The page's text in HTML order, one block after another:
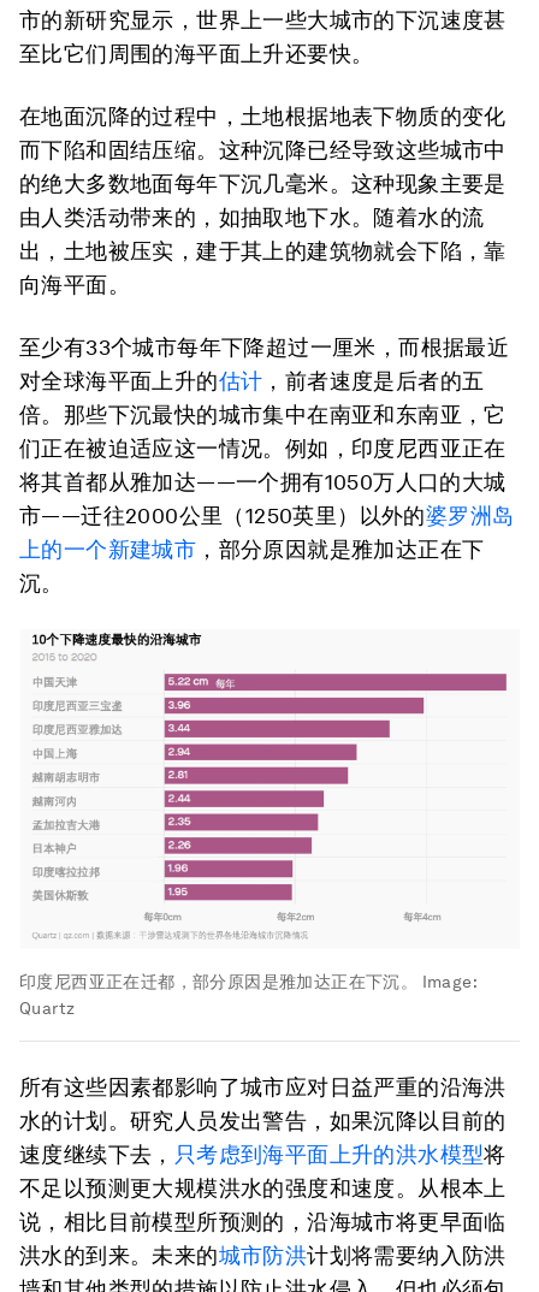
市的新研究显示，世界上一些大城市的下沉速度甚
至比它们周围的海平面上升还要快。
在地面沉降的过程中，土地根据地表下物质的变化
而下陷和固结压缩。这种沉降已经导致这些城市中
的绝大多数地面每年下沉几毫米。这种现象主要是
由人类活动带来的，如抽取地下水。随着水的流
出，土地被压实，建于其上的建筑物就会下陷，靠
向海平面。
至少有33个城市每年下降超过一厘米，而根据最近
对全球海平面上升的估计 ，前者速度是后者的五
倍。那些下沉最快的城市集中在南亚和东南亚，它
们正在被迫适应这一情况。例如，印度尼西亚正在
将其首都从雅加达——一个拥有1050万人口的大城
市——迁往2000公里（1250英里）以外的婆罗洲岛
上的一个新建城市 ，部分原因就是雅加达正在下
沉。
印度尼西亚正在迁都，部分原因是雅加达正在下沉。
Image:
Quartz
所有这些因素都影响了城市应对日益严重的沿海洪
水的计划。研究人员发出警告，如果沉降以目前的
速度继续下去， 只考虑到海平面上升的洪水模型将
不足以预测更大规模洪水的强度和速度。从根本上
说，相比目前模型所预测的，沿海城市将更早面临
洪水的到来。未来的城市防洪计划将需要纳入防洪